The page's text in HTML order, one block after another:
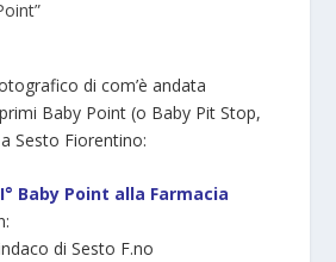
di com’è andata
Baby Point (o Baby Pit Stop,
Sesto Fiorentino:
Baby Point alla Farmacia
di Sesto F.no